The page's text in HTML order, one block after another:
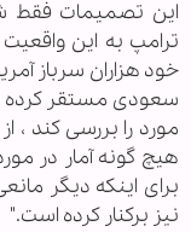
این تصمیمات فقط
ترامپ به این
خود هزاران سرباز
سعودی مستقر کرده
هیچ گونه آمار در
برای اینکه دیگر
نیز برکنار کرده است."